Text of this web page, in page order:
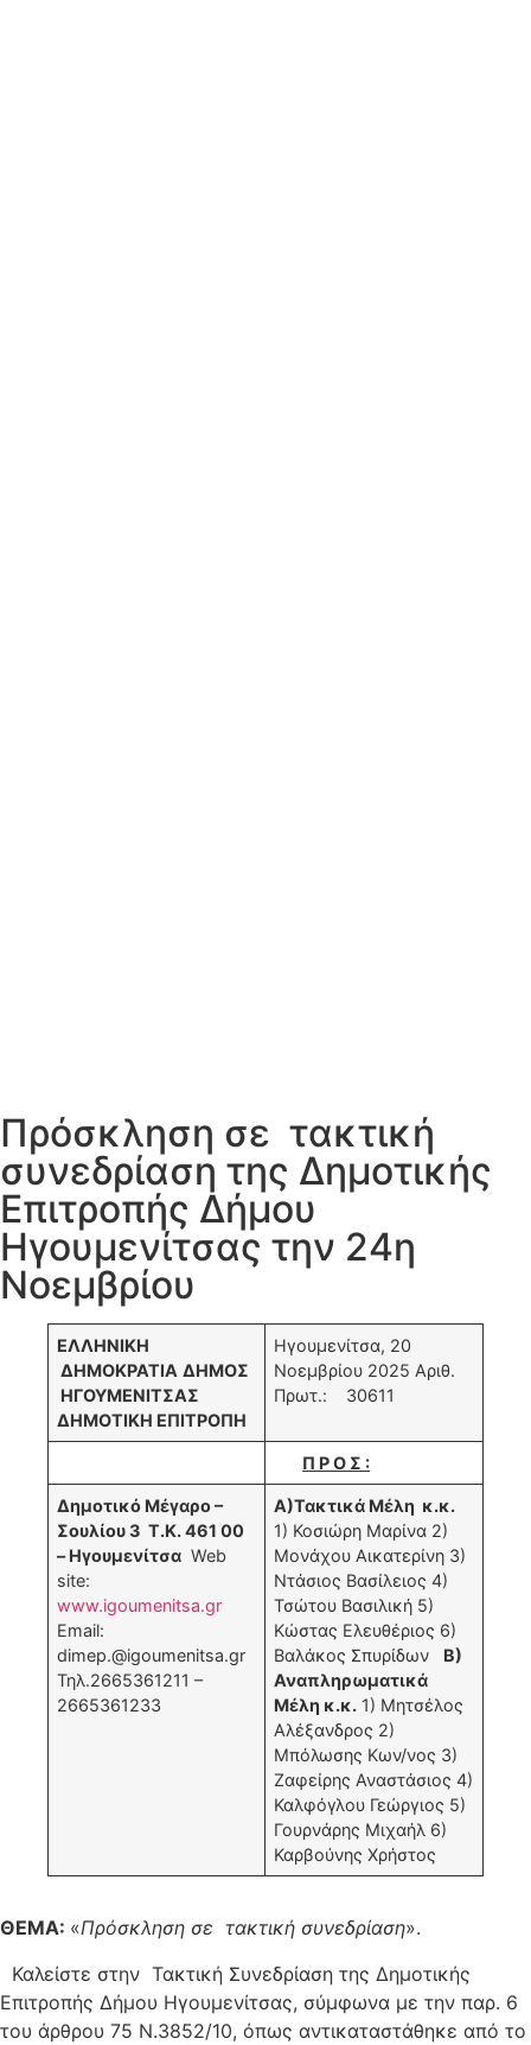
Πρόσκληση σε τακτική
συνεδρίαση της Δημοτικής
Επιτροπής Δήμου
Ηγουμενίτσας την 24η
Νοεμβρίου
ΕΛΛΗΝΙΚΗ
ΔΗΜΟΚΡΑΤΙΑ ΔΗΜΟΣ
ΗΓΟΥΜΕΝΙΤΣΑΣ
ΔΗΜΟΤΙΚΗ ΕΠΙΤΡΟΠΗ
Ηγουμενίτσα, 20
Νοεμβρίου 2025 Αριθ.
Πρωτ.: 30611
Π Ρ Ο Σ :
Δημοτικό Μέγαρο –
Σουλίου 3 Τ.Κ. 461 00
– Ηγουμενίτσα Web
site:
www.igoumenitsa.gr
Email:
dimep.@igoumenitsa.gr
Τηλ.2665361211 –
2665361233
Α)Τακτικά Μέλη κ.κ.
1) Κοσιώρη Μαρίνα 2)
Μονάχου Αικατερίνη 3)
Ντάσιος Βασίλειος 4)
Τσώτου Βασιλική 5)
Κώστας Ελευθέριος 6)
Βαλάκος Σπυρίδων Β)
Αναπληρωματικά
Μέλη κ.κ. 1) Μητσέλος
Αλέξανδρος 2)
Μπόλωσης Κων/νος 3)
Ζαφείρης Αναστάσιος 4)
Καλφόγλου Γεώργιος 5)
Γουρνάρης Μιχαήλ 6)
Καρβούνης Χρήστος
ΘΕΜΑ: «Πρόσκληση σε τακτική συνεδρίαση».
Καλείστε στην Τακτική Συνεδρίαση της Δημοτικής
Επιτροπής Δήμου Ηγουμενίτσας, σύμφωνα με την παρ. 6
του άρθρου 75 Ν.3852/10, όπως αντικαταστάθηκε από το